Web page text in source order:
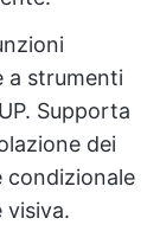
a strumenti
Supporta
dei
visiva.